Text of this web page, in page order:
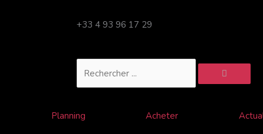
+33 4 93 96 17 29
Planning Acheter